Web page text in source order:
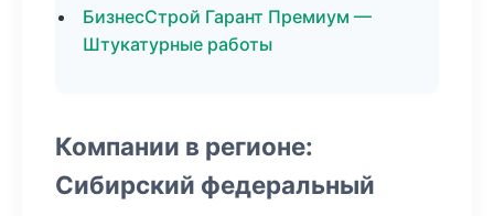
БизнесСтрой Гарант Премиум —
Штукатурные работы
Компании в регионе:
Сибирский федеральный